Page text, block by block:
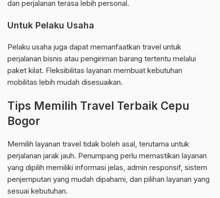
dan perjalanan terasa lebih personal.
Untuk Pelaku Usaha
Pelaku usaha juga dapat memanfaatkan travel untuk
perjalanan bisnis atau pengiriman barang tertentu melalui
paket kilat. Fleksibilitas layanan membuat kebutuhan
mobilitas lebih mudah disesuaikan.
Tips Memilih Travel Terbaik Cepu
Bogor
Memilih layanan travel tidak boleh asal, terutama untuk
perjalanan jarak jauh. Penumpang perlu memastikan layanan
yang dipilih memiliki informasi jelas, admin responsif, sistem
penjemputan yang mudah dipahami, dan pilihan layanan yang
sesuai kebutuhan.